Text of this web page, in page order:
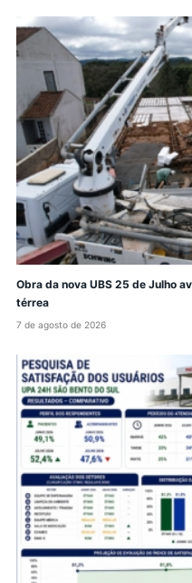
Obra da nova UBS 25 de Julho
térrea
7 de agosto de 2026